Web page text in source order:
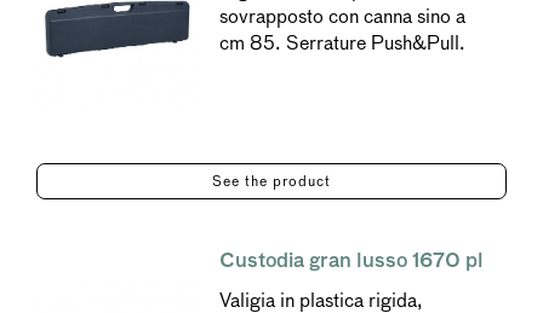
sovrapposto con canna sino a
cm 85. Serrature Push&Pull.
See the product
Custodia gran lusso 1670 pl
Valigia in plastica rigida,